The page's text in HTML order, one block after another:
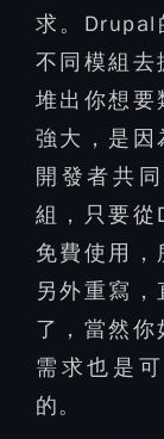
求。Drupal
不同模組去
堆出你想要
強大，是因
開發者共
組，只要從
免費使用
另外重寫
了，當然你
需求也是
的。